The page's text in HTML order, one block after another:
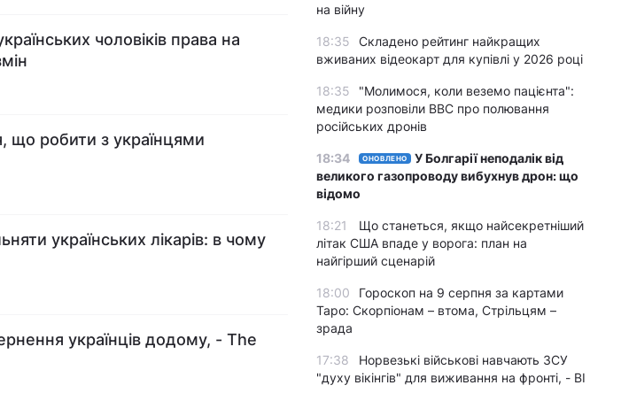
чоловіків права на
що робити з українцями
українських лікарів: в чому
українців додому, - The
на війну
18:35
Складено рейтинг найкращих
вживаних відеокарт для купівлі у 2026 році
18:35
"Молимося, коли веземо пацієнта":
медики розповіли BBC про полювання
російських дронів
18:34 ОНОВЛЕНО
У Болгарії неподалік від
великого газопроводу вибухнув дрон: що
відомо
18:21
Що станеться, якщо найсекретніший
літак США впаде у ворога: план на
найгірший сценарій
18:00
Гороскоп на 9 серпня за картами
Таро: Скорпіонам – втома, Стрільцям –
зрада
17:38
Норвезькі військові навчають ЗСУ
"духу вікінгів" для виживання на фронті, - BI